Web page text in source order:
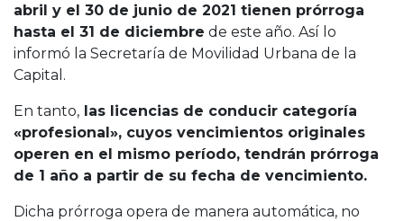
abril y el 30 de junio de 2021 tienen prórroga
hasta el 31 de diciembre de este año. Así lo
informó la Secretaría de Movilidad Urbana de la
Capital.
En tanto, las licencias de conducir categoría
«profesional», cuyos vencimientos originales
operen en el mismo período, tendrán prórroga
de 1 año a partir de su fecha de vencimiento.
Dicha prórroga opera de manera automática, no